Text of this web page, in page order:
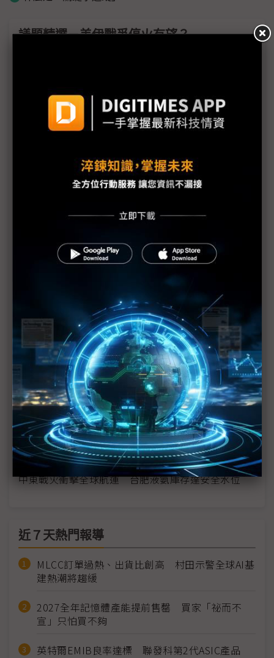
議題精選－美伊戰爭停火有望？
（獨家）中東戰事與AI需求推升成本壓力 供應鏈製
造端「甩鍋代購」轉嫁風險
貴金屬、化工產品價格飆漲 中東局勢推升PCB成本
模式再現
伊朗偵測雷達失效遭美以狂炸 化合物半導體晶片成
中東戰火虎頭蛇尾？ 評析：川普式混亂見怪不怪
應對記憶體缺貨佳世達手握籌碼 陳其宏盼美伊「速
戰速決是世界之福」
美伊戰爭恐拖緩FED降息步調 IC通路觀察「雙率」
營運重點
石油、氦與溴 全球半導體正陷入中東動盪「斷料」
邊緣
中東戰火衝擊全球航運 台肥液氨庫存達安全水位
近７天熱門報導
MLCC訂單過熱、出貨比創高 村田示警全球AI基
建熱潮將趨緩
2027全年記憶體產能提前售罄 買家「祕而不
宣」只怕買不夠
英特爾EMIB良率達標 聯發科第2代ASIC產品